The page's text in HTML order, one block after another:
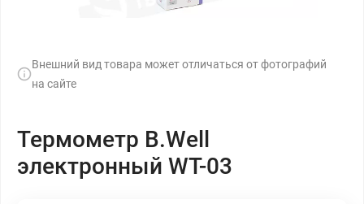
Внешний вид товара может отличаться от фотографий
на сайте
Термометр B.Well
электронный WT-03